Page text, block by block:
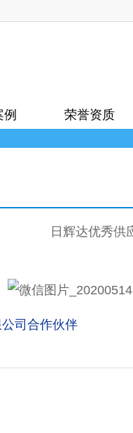
荣誉资质
日辉达优秀供
司合作伙伴